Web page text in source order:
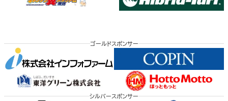
ゴールドスポンサー
シルバースポンサー